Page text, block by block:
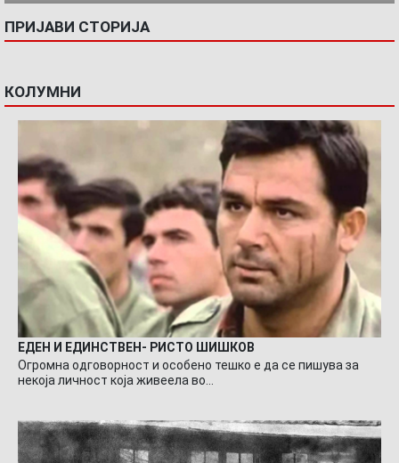
ПРИЈАВИ СТОРИЈА
КОЛУМНИ
ЕДЕН И ЕДИНСТВЕН- РИСТО ШИШКОВ
Огромна одговорност и особено тешко е да се пишува за
некоја личност која живеела во…